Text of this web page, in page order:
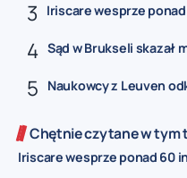
Iriscare wesprze
Sąd w Brukseli skazał
Naukowcy z Leuven
Chętnie czytane w tym
Iriscare wesprze ponad 60